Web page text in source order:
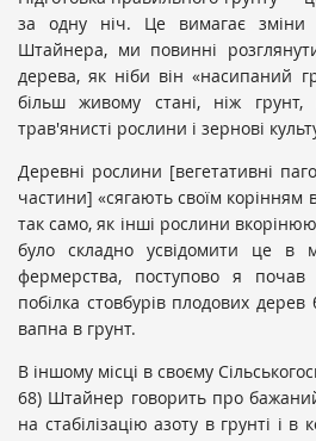
за одну ніч. Це вимагає
Штайнера, ми повинні
дерева, як ніби він «насипаний
більш живому стані, ніж
трав'янисті рослини і зернові
Деревні рослини [вегетативні
частини] «сягають своїм корінням
так само, як інші рослини
було складно усвідомити це в
фермерства, поступово я
побілка стовбурів плодових
вапна в грунт.
В іншому місці в своєму
68) Штайнер говорить про
на стабілізацію азоту в грунті і в